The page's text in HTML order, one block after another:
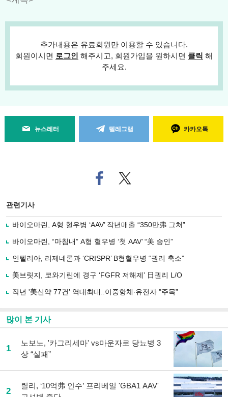
추가내용은 유료회원만 이용할 수 있습니다.
회원이시면 로그인 해주시고, 회원가입을 원하시면 클릭 해
주세요.
뉴스레터 텔레그램 카카오톡
페
이
로
사
유
기
트위
터로
관련기사
바이오마린, A형 혈우병 ‘AAV’ 작년매출 “350만弗 그쳐”
바이오마린, “마침내” A형 혈우병 ‘첫 AAV’ “美 승인”
인텔리아, 리제네론과 ‘CRISPR’ B형혈우병 “권리 축소”
美브릿지, 쿄와기린에 경구 ‘FGFR 저해제’ 日권리 L/O
작년 '美신약 77건’ 역대최대..이중항체∙유전자 "주목”
많이 본 기사
1
노보노, '카그리세마' vs마운자로 당뇨병 3
상 “실패”
2
릴리, ‘10억弗 인수’ 프리베일 'GBA1 AAV'